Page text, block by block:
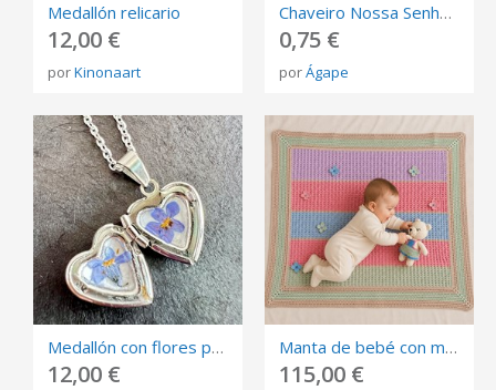
Medallón relicario
12,00 €
porKinonaart
Chaveiro Nossa Senhora Aparecida
0,75 €
porÁgape
Medallón con flores prensadas
12,00 €
Manta de bebé con muñeco de apego tejida a mano en crochet . Algodón 100%. multicolor
115,00 €